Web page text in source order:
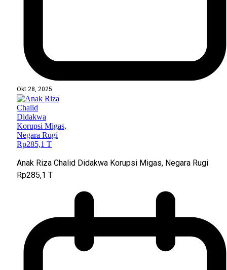
Okt 28, 2025
Anak Riza Chalid Didakwa Korupsi Migas, Negara Rugi
Rp285,1 T